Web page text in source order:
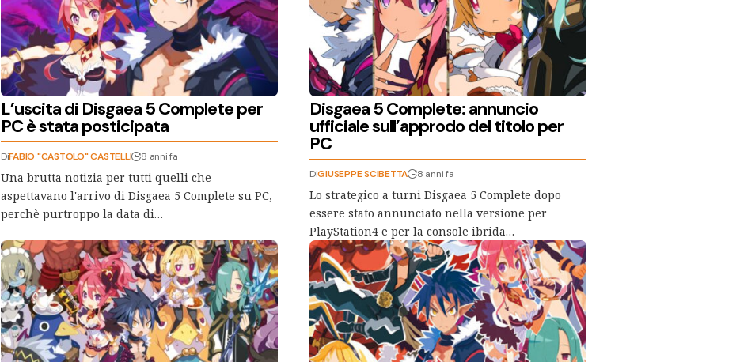
L’uscita di Disgaea 5 Complete per
PC è stata posticipata
DiFABIO "CASTOLO" CASTELLI 8 anni fa
Una brutta notizia per tutti quelli che
aspettavano l'arrivo di Disgaea 5 Complete su PC,
perchè purtroppo la data di…
Disgaea 5 Complete: annuncio
ufficiale sull’approdo del titolo per
PC
DiGIUSEPPE SCIBETTA 8 anni fa
Lo strategico a turni Disgaea 5 Complete dopo
essere stato annunciato nella versione per
PlayStation4 e per la console ibrida…